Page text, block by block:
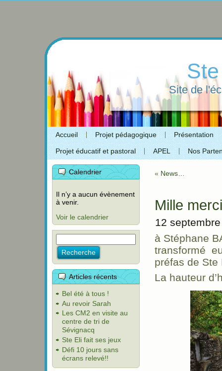
Site de
Accueil Projet pédagogique Présentation
Projet éducatif et pastoral APEL Nos
Calendrier
Il n’y a aucun évènement
à venir.
Voir le calendrier
Articles récents
Bel été à tous !
Au revoir Sarah
Les CM2 en visite au
centre de tri de
Sévignacq
Ste Eli fait ses jeux
Défi 10 jours sans
écrans relevé!!
« News…
Mille
12
à Stéphane
transformé
préfas de Ste
La hauteur